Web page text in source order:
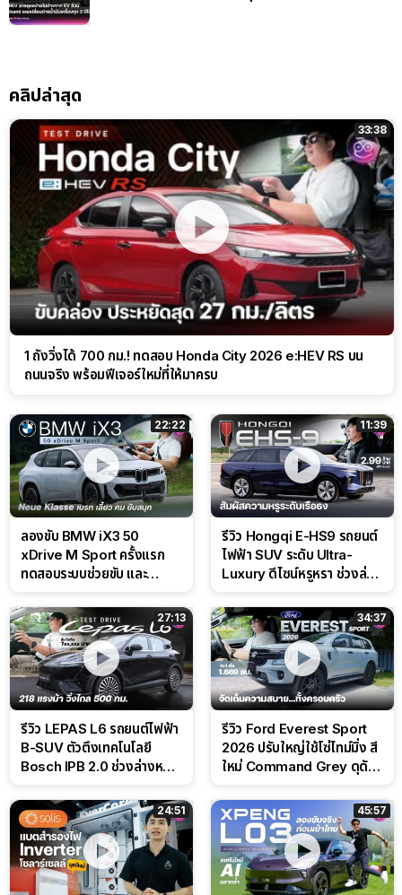
คลิปล่าสุด
33:38
1 ถังวิ่งได้ 700 กม.! ทดสอบ Honda City 2026 e:HEV RS บน
ถนนจริง พร้อมฟีเจอร์ใหม่ที่ให้มาครบ
22:22
ลองขับ BMW iX3 50
xDrive M Sport ครั้งแรก
ทดสอบระบบช่วยขับ และ
สนาม
11:39
รีวิว Hongqi E-HS9 รถยนต์
ไฟฟ้า SUV ระดับ Ultra-
Luxury ดีไซน์หรูหรา ช่วงล่าง
27:13
รีวิว LEPAS L6 รถยนต์ไฟฟ้า
B-SUV ตัวตึงเทคโนโลยี
Bosch IPB 2.0 ช่วงล่างหนึบ
34:37
รีวิว Ford Everest Sport
2026 ปรับใหญ่ใช้โซ่ไทม์มิ่ง สี
ใหม่ Command Grey ดุดัน
24:51 45:57